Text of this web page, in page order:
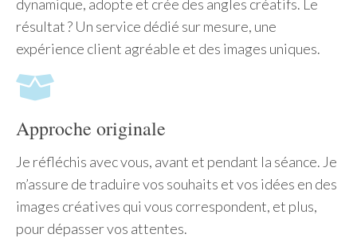
dynamique, adopte et crée des angles créatifs. Le
résultat ? Un service dédié sur mesure, une
expérience client agréable et des images uniques.
Approche originale
Je réfléchis avec vous, avant et pendant la séance. Je
m’assure de traduire vos souhaits et vos idées en des
images créatives qui vous correspondent, et plus,
pour dépasser vos attentes.